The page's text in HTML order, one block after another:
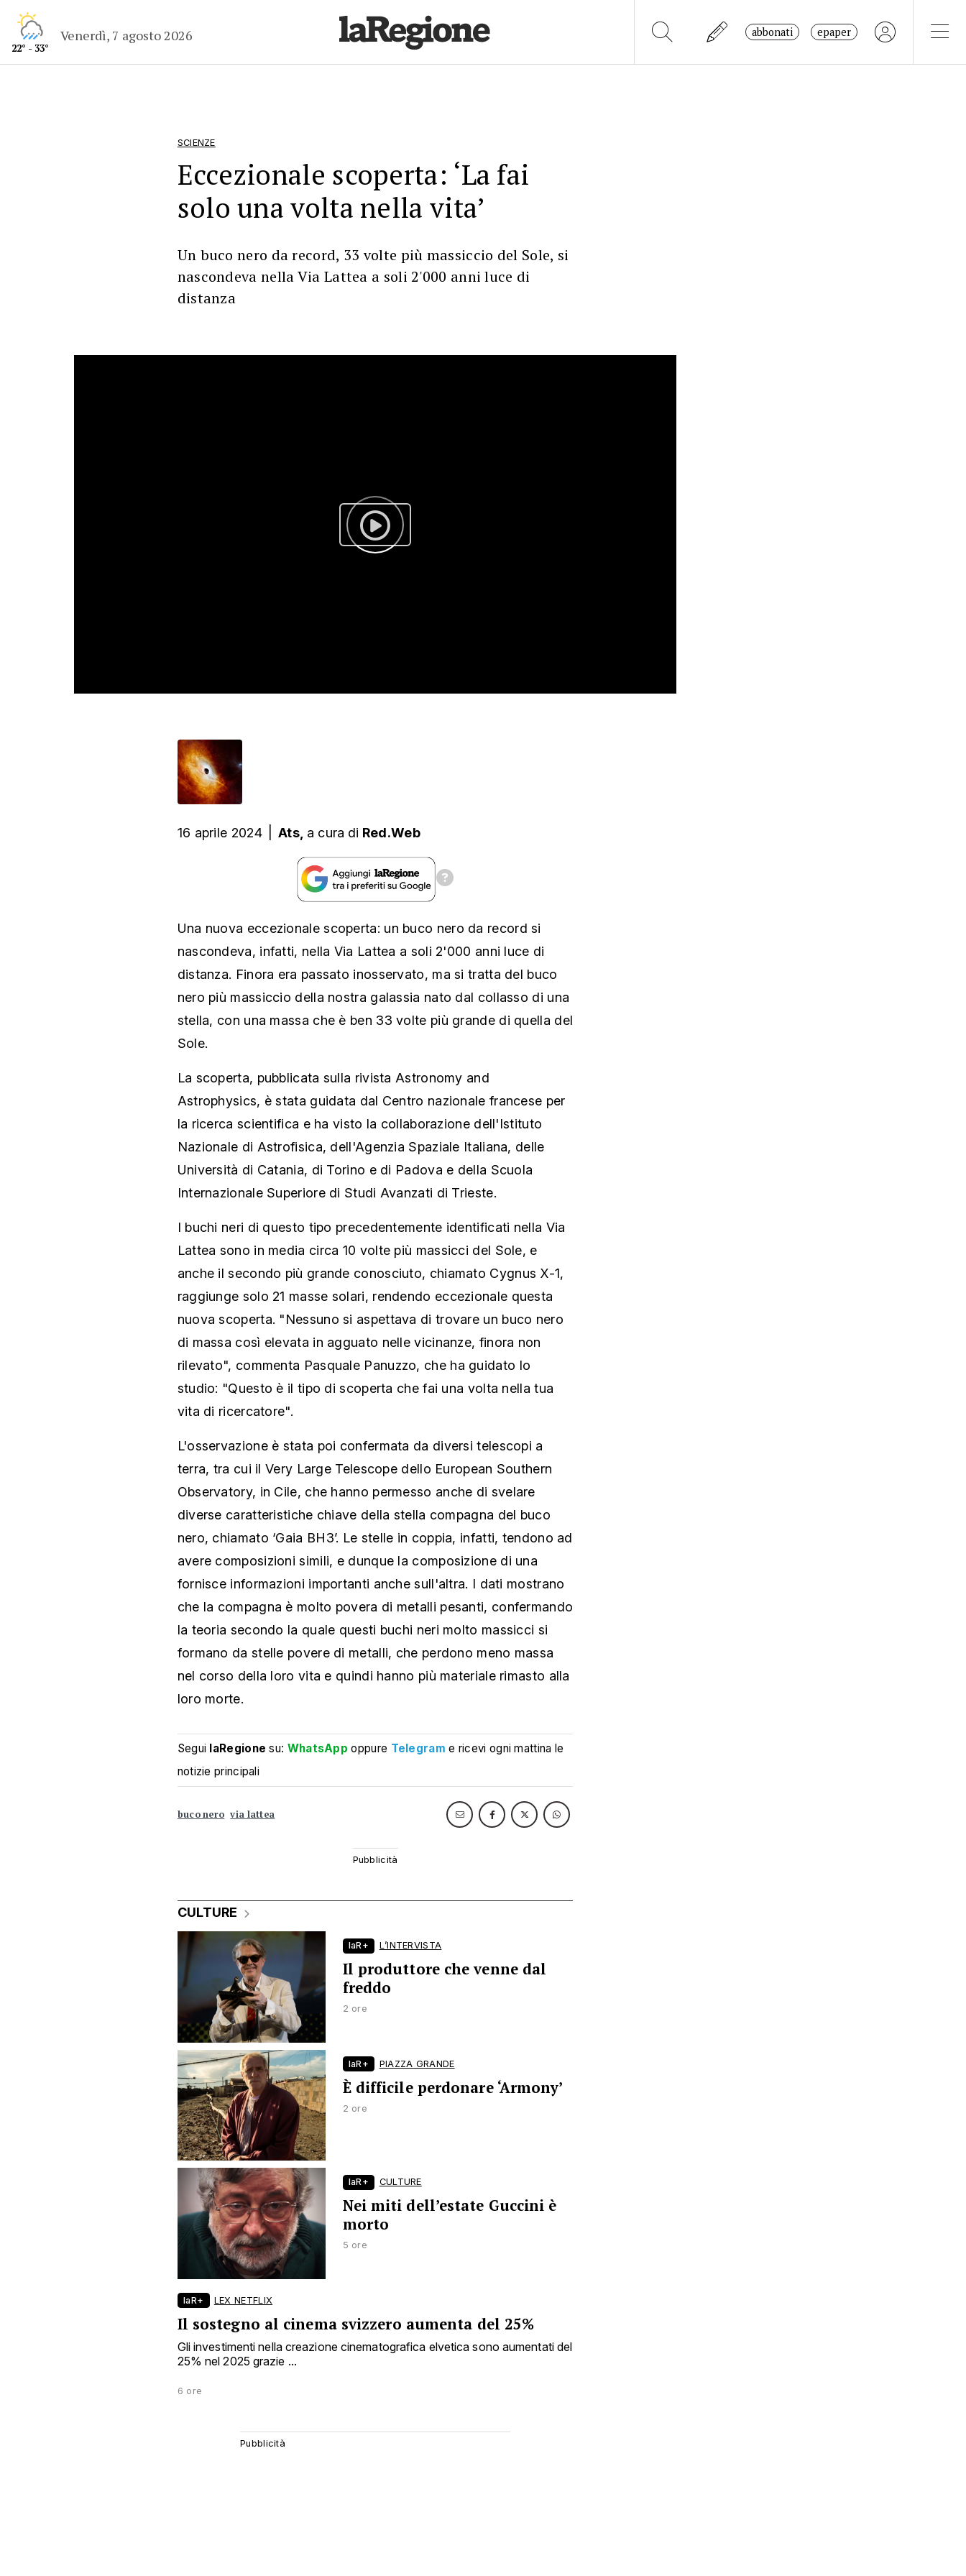
22° - 33°
Venerdì, 7 agosto 2026 abbonati epaper
SCIENZE
Eccezionale scoperta: ‘La fai
solo una volta nella vita’
Un buco nero da record, 33 volte più massiccio del Sole, si
nascondeva nella Via Lattea a soli 2'000 anni luce di
distanza
16 aprile 2024 Ats, a cura di Red.Web
Una nuova eccezionale scoperta: un buco nero da record si
nascondeva, infatti, nella Via Lattea a soli 2'000 anni luce di
distanza. Finora era passato inosservato, ma si tratta del buco
nero più massiccio della nostra galassia nato dal collasso di una
stella, con una massa che è ben 33 volte più grande di quella del
Sole.
La scoperta, pubblicata sulla rivista Astronomy and
Astrophysics, è stata guidata dal Centro nazionale francese per
la ricerca scientifica e ha visto la collaborazione dell'Istituto
Nazionale di Astrofisica, dell'Agenzia Spaziale Italiana, delle
Università di Catania, di Torino e di Padova e della Scuola
Internazionale Superiore di Studi Avanzati di Trieste.
I buchi neri di questo tipo precedentemente identificati nella Via
Lattea sono in media circa 10 volte più massicci del Sole, e
anche il secondo più grande conosciuto, chiamato Cygnus X-1,
raggiunge solo 21 masse solari, rendendo eccezionale questa
nuova scoperta. "Nessuno si aspettava di trovare un buco nero
di massa così elevata in agguato nelle vicinanze, finora non
rilevato", commenta Pasquale Panuzzo, che ha guidato lo
studio: "Questo è il tipo di scoperta che fai una volta nella tua
vita di ricercatore".
L'osservazione è stata poi confermata da diversi telescopi a
terra, tra cui il Very Large Telescope dello European Southern
Observatory, in Cile, che hanno permesso anche di svelare
diverse caratteristiche chiave della stella compagna del buco
nero, chiamato ‘Gaia BH3’. Le stelle in coppia, infatti, tendono ad
avere composizioni simili, e dunque la composizione di una
fornisce informazioni importanti anche sull'altra. I dati mostrano
che la compagna è molto povera di metalli pesanti, confermando
la teoria secondo la quale questi buchi neri molto massicci si
formano da stelle povere di metalli, che perdono meno massa
nel corso della loro vita e quindi hanno più materiale rimasto alla
loro morte.
Segui laRegione su: WhatsApp oppure Telegram e ricevi ogni mattina le
notizie principali
buco nero via lattea
CULTURE
laR+ L’INTERVISTA
Il produttore che venne dal
freddo
2 ore
laR+ PIAZZA GRANDE
È difficile perdonare ‘Armony’
2 ore
laR+ CULTURE
Nei miti dell’estate Guccini è
morto
5 ore
laR+ LEX NETFLIX
Il sostegno al cinema svizzero aumenta del 25%
Gli investimenti nella creazione cinematografica elvetica sono aumentati del
25% nel 2025 grazie ...
6 ore